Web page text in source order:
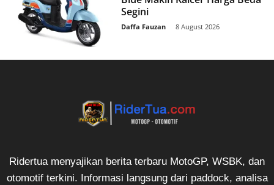
Segini
Daffa Fauzan 8 August 2026
Ridertua menyajikan berita terbaru MotoGP, WSBK, dan
otomotif terkini. Informasi langsung dari paddock, analisa